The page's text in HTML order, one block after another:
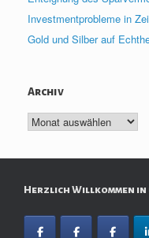
Investmentprobleme in
Gold und Silber auf
Archiv
Archiv
Herzlich Willkommen